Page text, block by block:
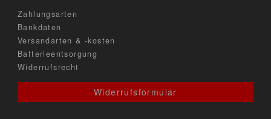
Zahlungsarten
Bankdaten
Versandarten & -kosten
Batterieentsorgung
Widerrufsrecht
Widerrufsformular